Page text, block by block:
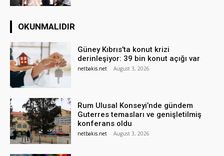
OKUNMALIDIR
Güney Kıbrıs’ta konut krizi
derinleşiyor: 39 bin konut açığı var
netbakis.net - August 3, 2026
Rum Ulusal Konseyi’nde gündem
Guterres temasları ve genişletilmiş
konferans oldu
netbakis.net - August 3, 2026